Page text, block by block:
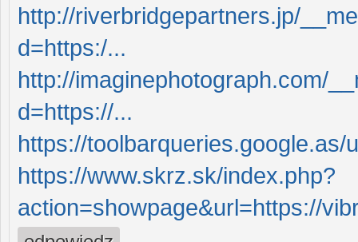
http://riverbridgepartners.jp/
d=https:/...
http://imaginephotograph.com/
d=https://...
https://
https://www.skrz.sk/index.php?
action=showpage&url=https://